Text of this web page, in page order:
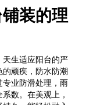
装的理
生适应阳台的严
顽疾，防水防潮
业防滑处理，雨
数。在美观上，